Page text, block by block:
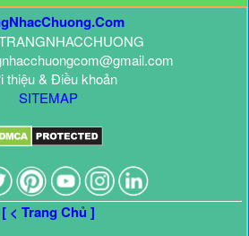
thiệu & Điều khoản
SITEMAP
[ < Trang Chủ ]